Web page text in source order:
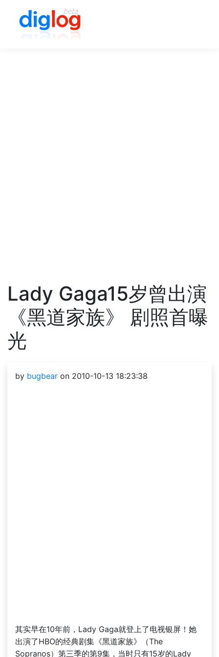
Lady Gaga15岁曾出演
《黑道家族》 剧照首曝
光
by bugbear on 2010-10-13 18:23:38
其实早在10年前，Lady Gaga就登上了电视银屏！她
出演了HBO的经典剧集《黑道家族》（The
Sopranos）第三季的第9集，当时只有15岁的Lady